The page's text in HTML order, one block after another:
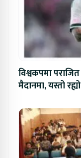
विश्वकपमा
मैदानमा, यस्तो